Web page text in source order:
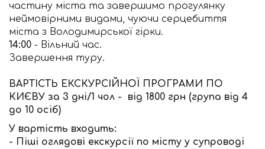
частину міста та завершимо прогулянку
неймовірними видами, чуючи серцебиття
міста з Володимирської гірки.
14:00 - Вільний час.
Завершення туру.
ВАРТІСТЬ ЕКСКУРСІЙНОЇ ПРОГРАМИ ПО
КИЄВУ за 3 дні/1 чол - від 1800 грн (група від 4
до 10 осіб)
У вартість входить:
- Піші оглядові екскурсії по місту у супроводі